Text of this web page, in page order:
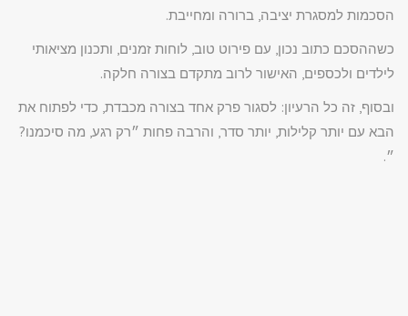
הסכמות למסגרת יציבה, ברורה ומחייבת.
כשההסכם כתוב נכון, עם פירוט טוב, לוחות זמנים, ותכנון מציאותי
לילדים ולכספים, האישור לרוב מתקדם בצורה חלקה.
ובסוף, זה כל הרעיון: לסגור פרק אחד בצורה מכבדת, כדי לפתוח את
הבא עם יותר קלילות, יותר סדר, והרבה פחות ״רק רגע, מה סיכמנו?
״.